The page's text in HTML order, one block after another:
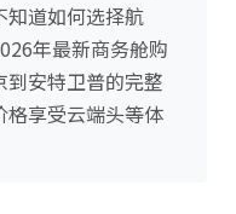
知道如何选择航
年最新商务舱购
安特卫普的完整
格享受云端头等体